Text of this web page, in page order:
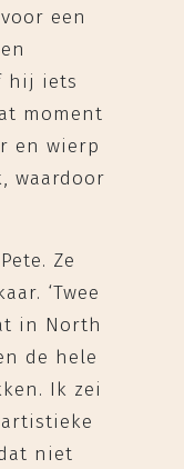
een
hij iets
moment
en wierp
waardoor
Ze
‘Twee
in North
de hele
Ik zei
niet